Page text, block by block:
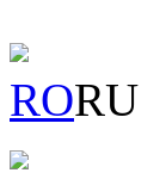
RORU